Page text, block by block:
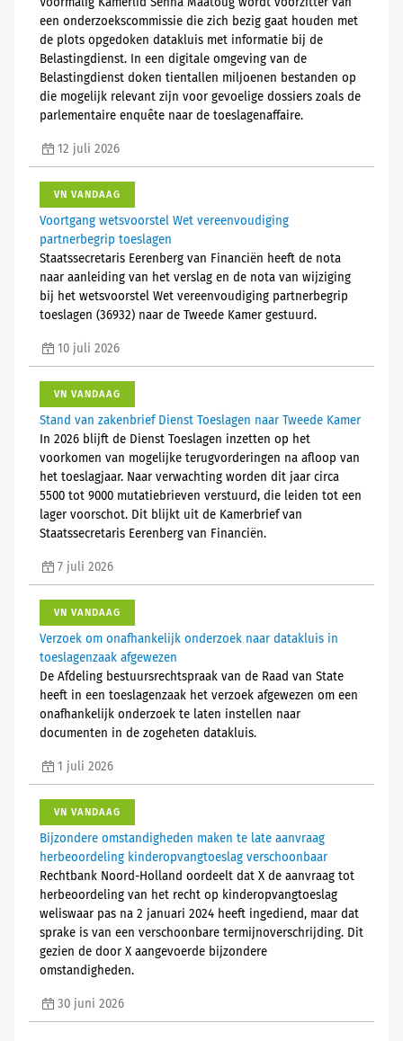
een onderzoekscommissie die zich bezig gaat houden met
de plots opgedoken datakluis met informatie bij de
Belastingdienst. In een digitale omgeving van de
Belastingdienst doken tientallen miljoenen bestanden op
die mogelijk relevant zijn voor gevoelige dossiers zoals de
parlementaire enquête naar de toeslagenaffaire.
12 juli 2026
VN VANDAAG
Voortgang wetsvoorstel Wet vereenvoudiging
partnerbegrip toeslagen
Staatssecretaris Eerenberg van Financiën heeft de nota
naar aanleiding van het verslag en de nota van wijziging
bij het wetsvoorstel Wet vereenvoudiging partnerbegrip
toeslagen (36932) naar de Tweede Kamer gestuurd.
10 juli 2026
VN VANDAAG
Stand van zakenbrief Dienst Toeslagen naar Tweede Kamer
In 2026 blijft de Dienst Toeslagen inzetten op het
voorkomen van mogelijke terugvorderingen na afloop van
het toeslagjaar. Naar verwachting worden dit jaar circa
5500 tot 9000 mutatiebrieven verstuurd, die leiden tot een
lager voorschot. Dit blijkt uit de Kamerbrief van
Staatssecretaris Eerenberg van Financiën.
7 juli 2026
VN VANDAAG
Verzoek om onafhankelijk onderzoek naar datakluis in
toeslagenzaak afgewezen
De Afdeling bestuursrechtspraak van de Raad van State
heeft in een toeslagenzaak het verzoek afgewezen om een
onafhankelijk onderzoek te laten instellen naar
documenten in de zogeheten datakluis.
1 juli 2026
VN VANDAAG
Bijzondere omstandigheden maken te late aanvraag
herbeoordeling kinderopvangtoeslag verschoonbaar
Rechtbank Noord-Holland oordeelt dat X de aanvraag tot
herbeoordeling van het recht op kinderopvangtoeslag
weliswaar pas na 2 januari 2024 heeft ingediend, maar dat
sprake is van een verschoonbare termijnoverschrijding. Dit
gezien de door X aangevoerde bijzondere
omstandigheden.
30 juni 2026